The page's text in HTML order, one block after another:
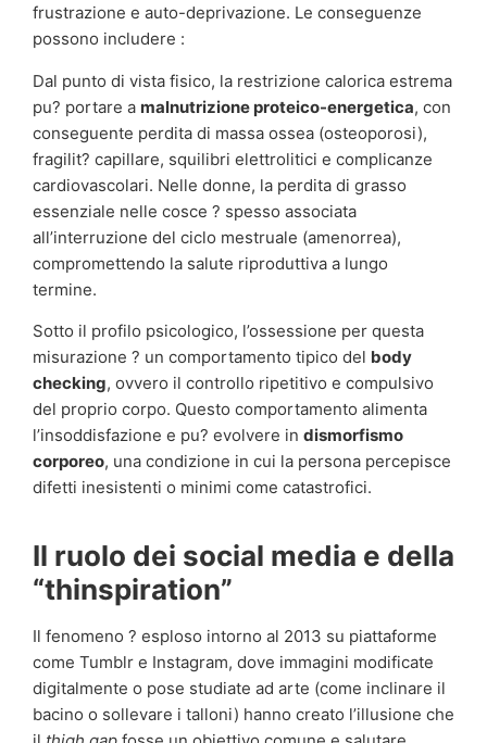
frustrazione e auto-deprivazione. Le conseguenze
possono includere :
Dal punto di vista fisico, la restrizione calorica estrema
pu? portare a malnutrizione proteico-energetica, con
conseguente perdita di massa ossea (osteoporosi),
fragilit? capillare, squilibri elettrolitici e complicanze
cardiovascolari. Nelle donne, la perdita di grasso
essenziale nelle cosce ? spesso associata
all’interruzione del ciclo mestruale (amenorrea),
compromettendo la salute riproduttiva a lungo
termine.
Sotto il profilo psicologico, l’ossessione per questa
misurazione ? un comportamento tipico del body
checking, ovvero il controllo ripetitivo e compulsivo
del proprio corpo. Questo comportamento alimenta
l’insoddisfazione e pu? evolvere in dismorfismo
corporeo, una condizione in cui la persona percepisce
difetti inesistenti o minimi come catastrofici.
Il ruolo dei social media e della
“thinspiration”
Il fenomeno ? esploso intorno al 2013 su piattaforme
come Tumblr e Instagram, dove immagini modificate
digitalmente o pose studiate ad arte (come inclinare il
bacino o sollevare i talloni) hanno creato l’illusione che